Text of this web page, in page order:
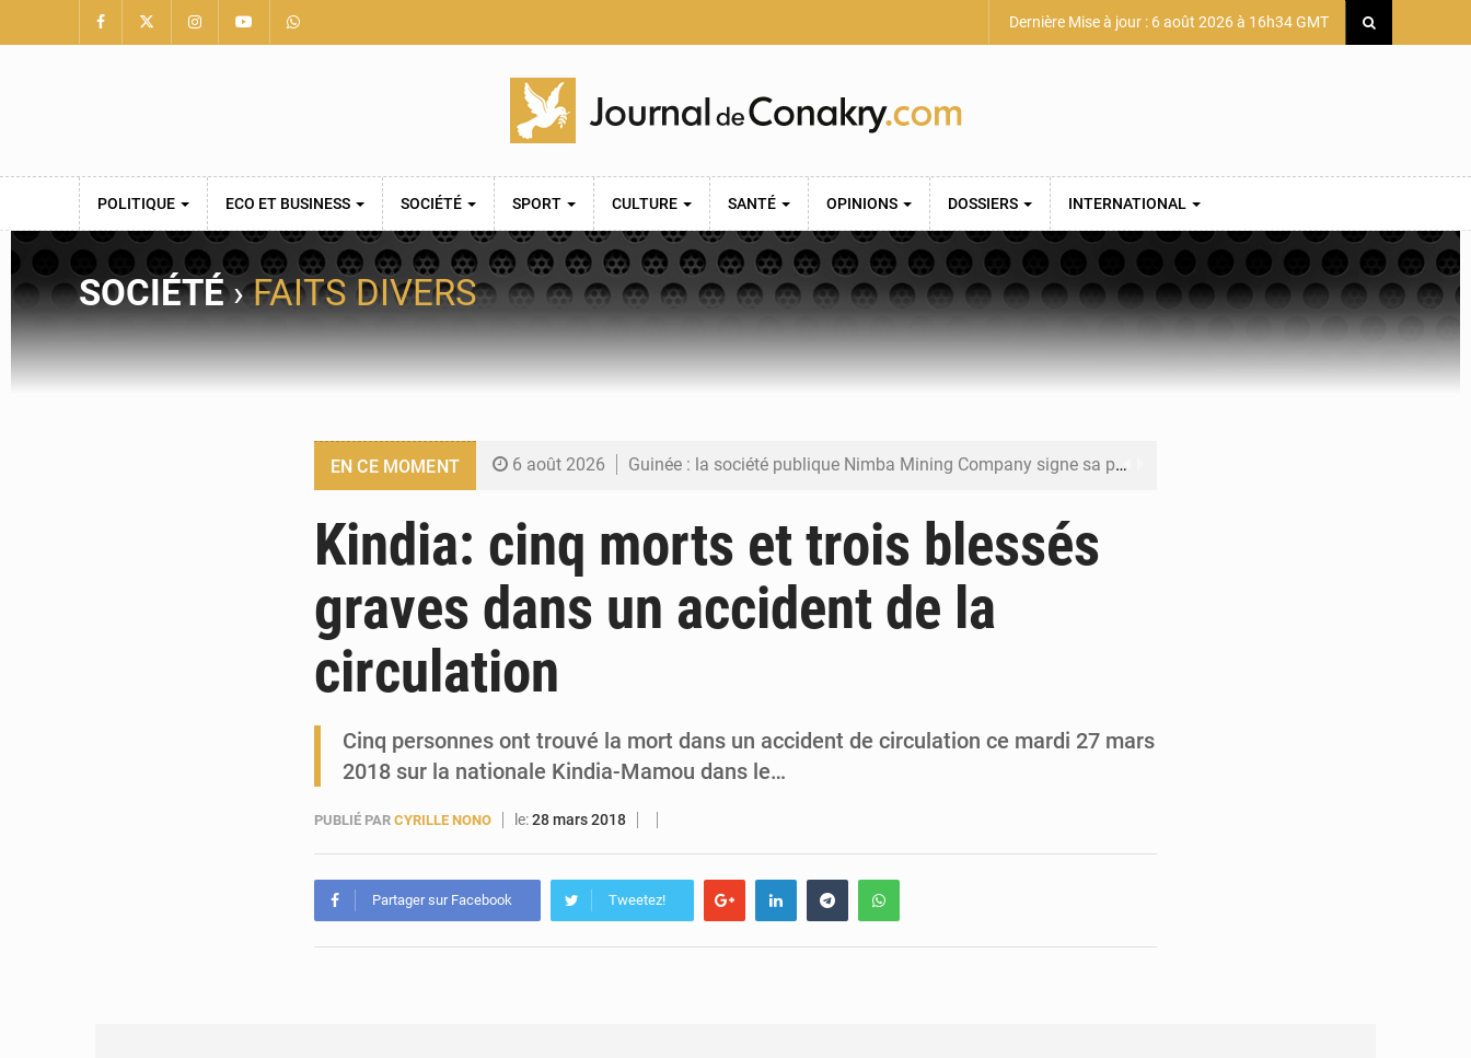
Dernière Mise à jour : 6 août 2026 à 16h34 GMT
POLITIQUE ECO ET BUSINESS SOCIÉTÉ SPORT CULTURE SANTÉ OPINIONS DOSSIERS INTERNATIONAL
SOCIÉTÉ›FAITS DIVERS
EN CE MOMENT 6 août 2026 Guinée : la société publique Nimba Mining Company signe sa première convention minière
5 août 2026 Guinée : 23 personnes interpellées après les affrontements entre Bankoumana et Djoma Balandou à Mandiana
5 août 2026 Guinée : Amara Camara prend la coordination de l’action de l’État en l’absence du président Mamadi Doumbouya
5 août 2026
Kindia: cinq morts et trois blessés
graves dans un accident de la
circulation
Cinq personnes ont trouvé la mort dans un accident de circulation ce mardi 27 mars
2018 sur la nationale Kindia-Mamou dans le…
PUBLIÉ PAR CYRILLE NONO le:28 mars 2018
Partager sur Facebook Tweetez!